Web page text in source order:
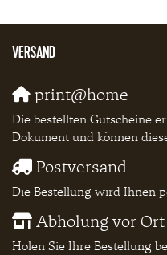
VERSAND
print@home
Die bestellten Gutscheine
Dokument und können
Postversand
Die Bestellung wird Ihnen
Abholung vor Ort
Holen Sie Ihre Bestellung